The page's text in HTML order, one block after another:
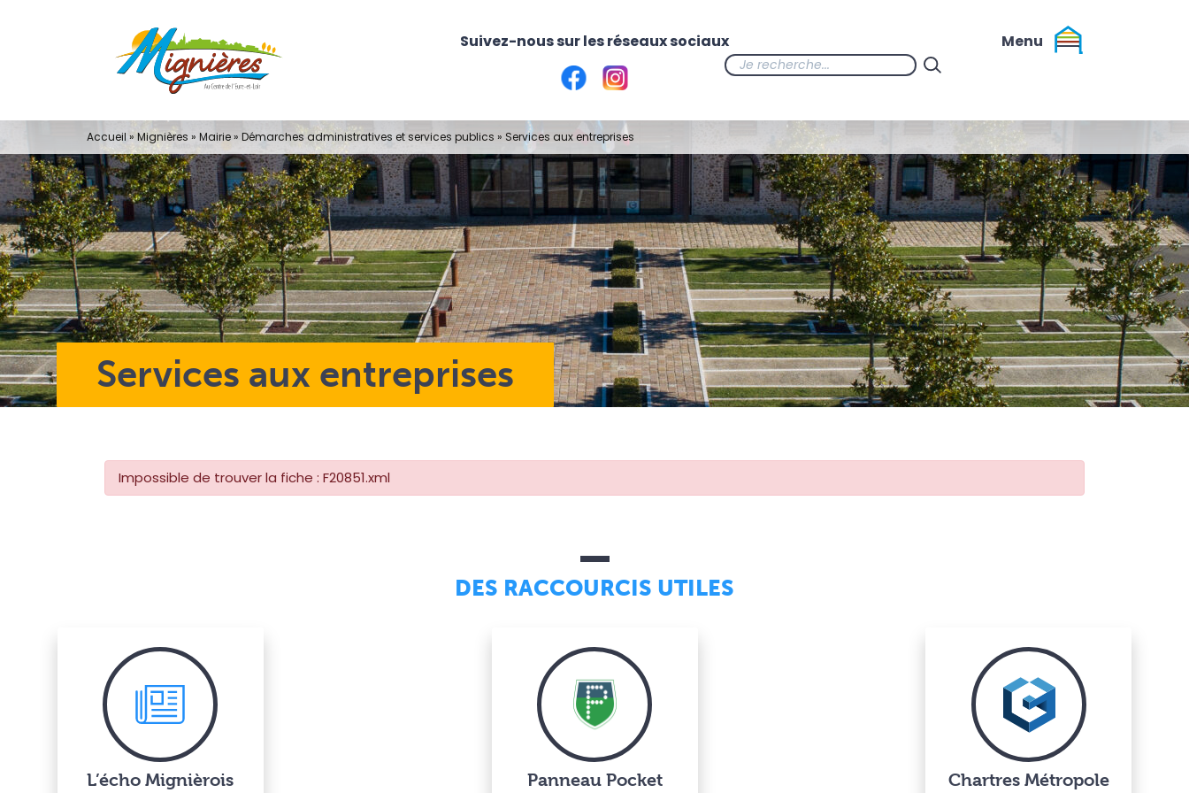
Services aux entreprises
Accueil » Mignières » Mairie» Démarches administratives et services publics » Services aux entreprises
Impossible de trouver la fiche : F20851.xml
DES RACCOURCIS UTILES
L’écho Mignièrois Panneau Pocket Chartres Métropole